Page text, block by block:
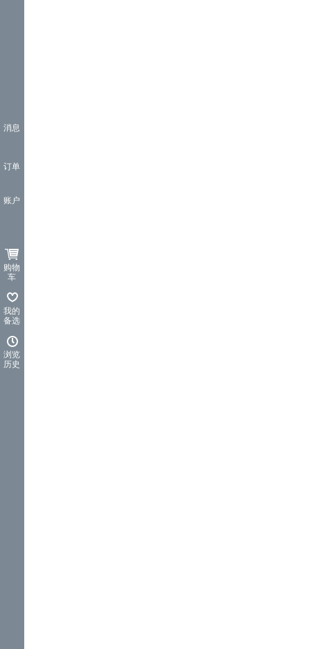
消息
订单
账户
购物
车
我的
备选
浏览
历史